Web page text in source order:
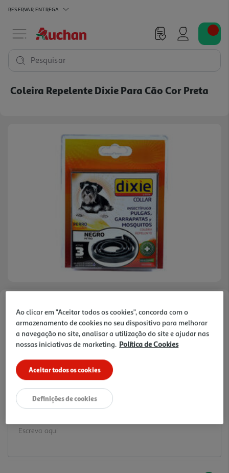
RESERVAR ENTREGA
Pesquisar
Coleira Repelente Dixie Para Cão Cor Preta
Faça a sua avaliação
Ref. / EAN:8421341202502
6.49 €/un
6,49 €
Notas de preparação
Ao clicar em "Aceitar todos os cookies", concorda com o
armazenamento de cookies no seu dispositivo para melhorar
a navegação no site, analisar a utilização do site e ajudar nas
nossas iniciativas de marketing. Política de Cookies
Aceitar todos os cookies
Definições de cookies